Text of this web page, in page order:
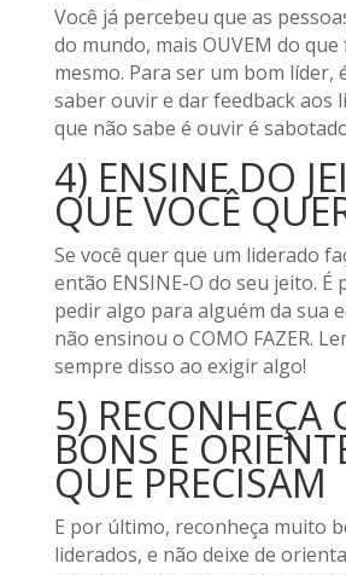
Você já percebeu que as
do mundo, mais OUVEM do que
mesmo. Para ser um bom líder,
saber ouvir e dar feedback aos
que não sabe é ouvir é
4) ENSINE DO
QUE VOCÊ
Se você quer que um liderado
então ENSINE-O do seu jeito. É
pedir algo para alguém da sua
não ensinou o COMO FAZER.
sempre disso ao exigir algo!
5) RECONHEÇA
BONS E
QUE PRECISAM
E por último, reconheça muito
liderados, e não deixe de